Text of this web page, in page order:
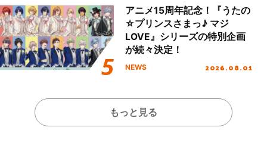
アニメ15周年記念！『うたの
☆プリンスさまっ♪ マジ
LOVE』シリーズの特別企画
が続々決定！
NEWS 2026.08.01
もっと見る